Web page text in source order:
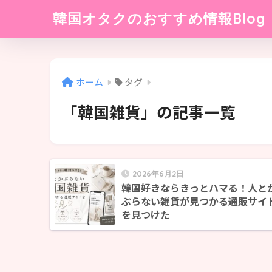
韓国オタクのおすすめ情報Blog
ホーム タグ
「韓国雑貨」の記事一覧
2026年6月2日
韓国好きならきっとハマる！人と
ぶらない雑貨が見つかる通販サイ
を見つけた